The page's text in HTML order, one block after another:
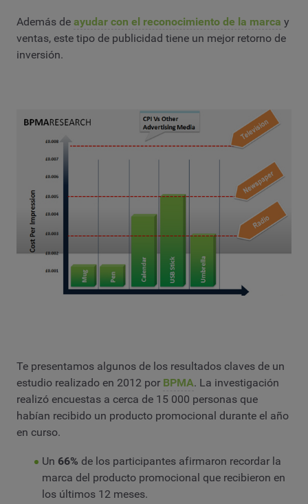
Además de ayudar con el reconocimiento de la marca y
ventas, este tipo de publicidad tiene un mejor retorno de
inversión.
Te presentamos algunos de los resultados claves de un
estudio realizado en 2012 por BPMA. La investigación
realizó encuestas a cerca de 15 000 personas que
habían recibido un producto promocional durante el año
en curso.
Un 66% de los participantes afirmaron recordar la
marca del producto promocional que recibieron en
los últimos 12 meses.